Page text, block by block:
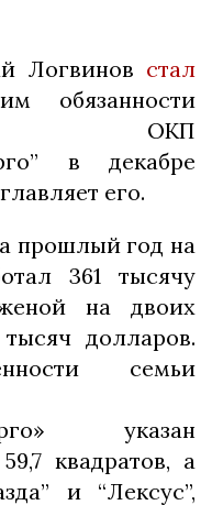
Логвинов стал
обязанности
ОКП
в декабре
его.
прошлый год на
361 тысячу
на двоих
долларов.
семьи
указан
квадратов, а
и “Лексус”,